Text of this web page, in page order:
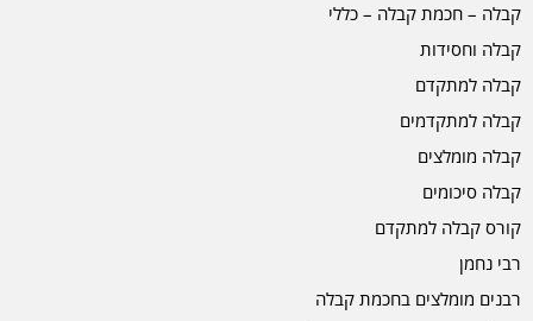
קבלה – חכמת קבלה – כללי
קבלה וחסידות
קבלה למתקדם
קבלה למתקדמים
קבלה מומלצים
קבלה סיכומים
קורס קבלה למתקדם
רבי נחמן
רבנים מומלצים בחכמת קבלה